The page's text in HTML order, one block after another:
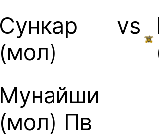
Сункар
(мол)
vs
Мунайши
(мол) Пв